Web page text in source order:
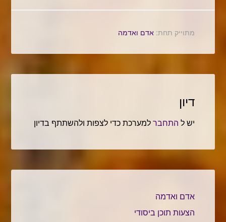
מתוייק תחת:אדם ואדמה
דיון
יש ל התחברלמערכת כדי לצפות ולהשתתף בדיון
אדם ואדמה
הצעות תוכן ביסודי